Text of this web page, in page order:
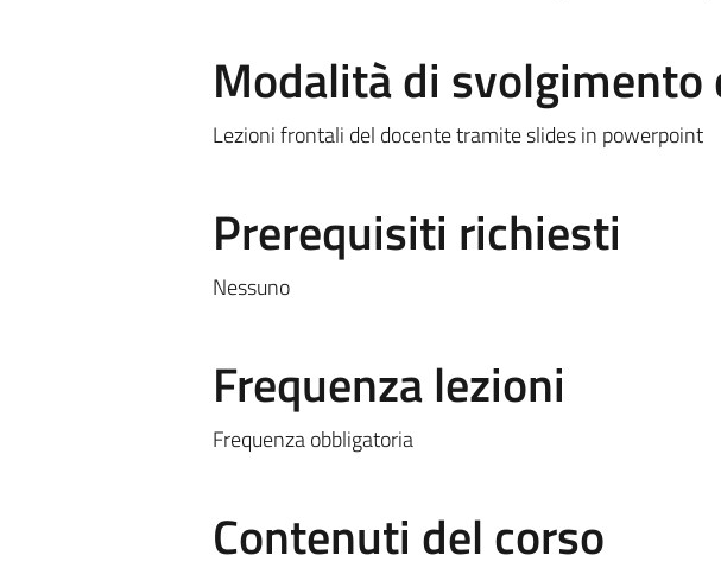
Modalità di
Lezioni frontali del docente tramite slides in powerpoint
Prerequisiti richiesti
Nessuno
Frequenza lezioni
Frequenza obbligatoria
Contenuti del corso